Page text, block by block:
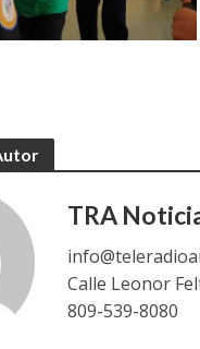
TRA
Calle Leonor
809-539-8080